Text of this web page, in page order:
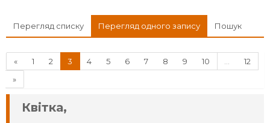
Перегляд списку Перегляд одного запису Пошук
«Назад
1 2 3 (поточний)
4 5 6 7 8 9 10
12
»Далі
Квітка,